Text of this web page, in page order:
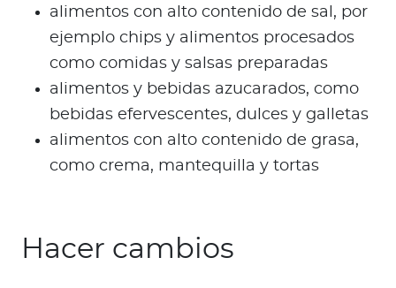
alimentos con alto contenido de sal, por
ejemplo chips y alimentos procesados
como comidas y salsas preparadas
alimentos y bebidas azucarados, como
bebidas efervescentes, dulces y galletas
alimentos con alto contenido de grasa,
como crema, mantequilla y tortas
Hacer cambios